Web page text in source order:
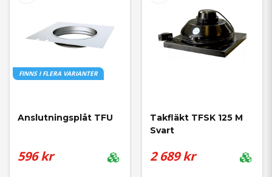
FINNS I FLERA VARIANTER
Anslutningsplåt TFU
596 kr
Takfläkt TFSK 125 M
Svart
2 689 kr